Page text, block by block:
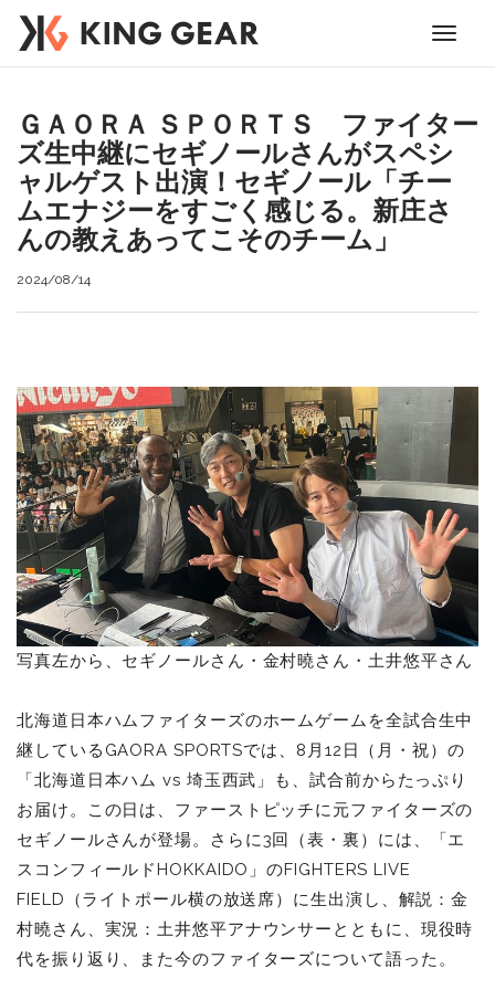
Toggle
ＧＡＯＲＡ ＳＰＯＲＴＳ ファイター
ズ生中継にセギノールさんがスペシ
ャルゲスト出演！セギノール「チー
ムエナジーをすごく感じる。新庄さ
んの教えあってこそのチーム」
2024/08/14
写真左から、セギノールさん・金村曉さん・土井悠平さん
北海道日本ハムファイターズのホームゲームを全試合生中
継しているGAORA SPORTSでは、8月12日（月・祝）の
「北海道日本ハム vs 埼玉西武」も、試合前からたっぷり
お届け。この日は、ファーストピッチに元ファイターズの
セギノールさんが登場。さらに3回（表・裏）には、「エ
スコンフィールドHOKKAIDO」のFIGHTERS LIVE
FIELD（ライトポール横の放送席）に生出演し、解説：金
村曉さん、実況：土井悠平アナウンサーとともに、現役時
代を振り返り、また今のファイターズについて語った。